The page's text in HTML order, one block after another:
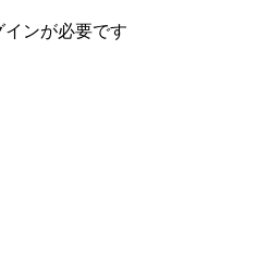
ンが必要です